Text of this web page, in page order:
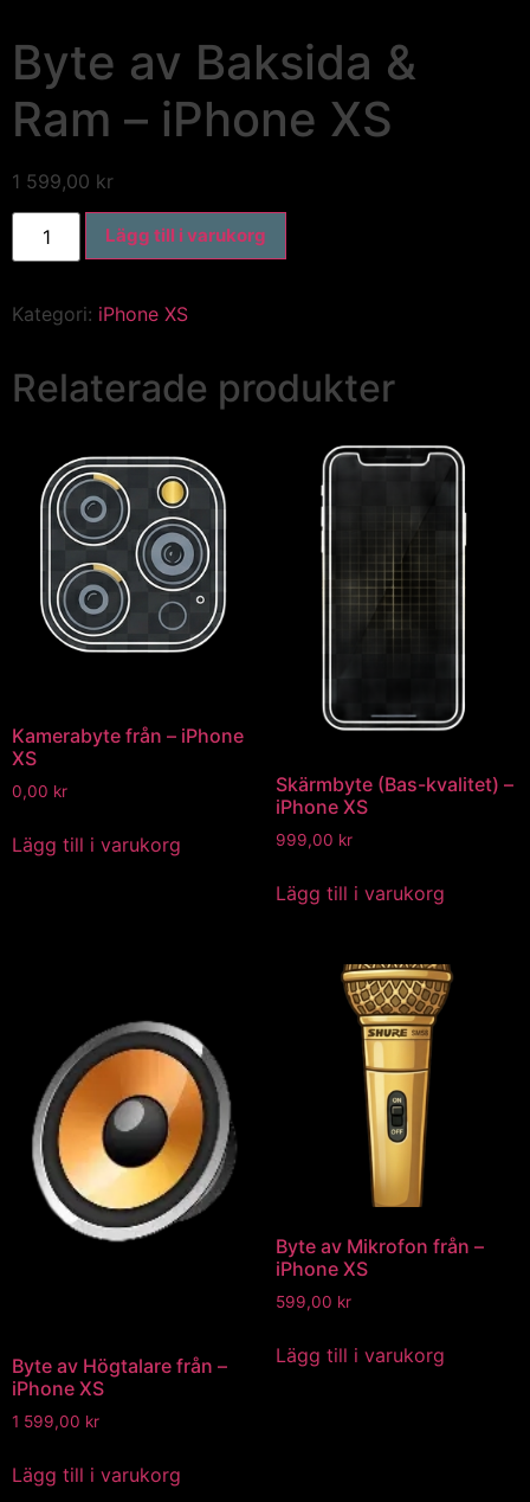
Byte av Baksida &
Ram – iPhone XS
1 599,00 kr
Lägg till i varukorg
Kategori: iPhone XS
Relaterade produkter
Kamerabyte från – iPhone
XS
0,00 kr
Lägg till i varukorg
Skärmbyte (Bas-kvalitet) –
iPhone XS
999,00 kr
Lägg till i varukorg
Byte av Högtalare från –
iPhone XS
1 599,00 kr
Lägg till i varukorg
Byte av Mikrofon från –
iPhone XS
599,00 kr
Lägg till i varukorg